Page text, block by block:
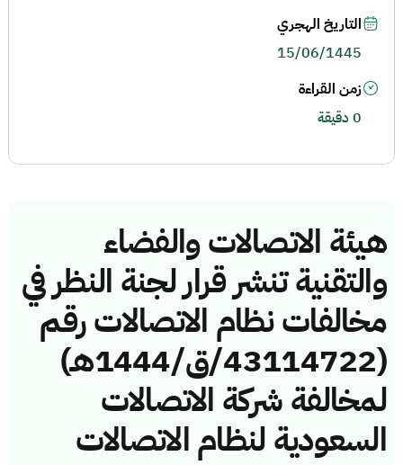
هيئة الاتصالات والفضاء
والتقنية تنشر قرار لجنة النظر في
مخالفات نظام الاتصالات رقم
(43114722/ق/1444هـ)
لمخالفة شركة الاتصالات
السعودية لنظام الاتصالات
التاريخ الهجري
15/06/1445
زمن القراءة
0 دقيقة